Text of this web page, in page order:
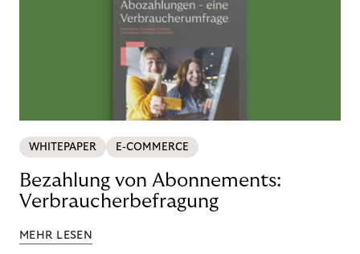
WHITEPAPER E-COMMERCE
Bezahlung von Abonnements:
Verbraucherbefragung
MEHR LESEN